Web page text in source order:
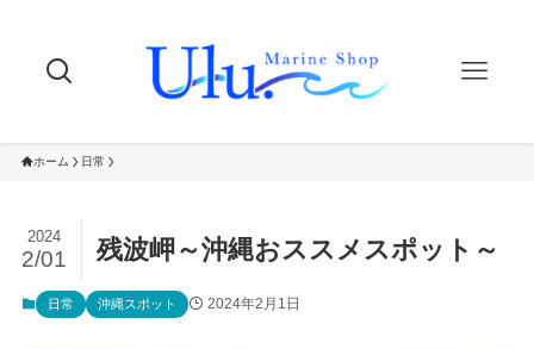
ホーム 日常
残波岬～沖縄おススメスポット～
2024
2/01
日常 沖縄スポット 2024年2月1日